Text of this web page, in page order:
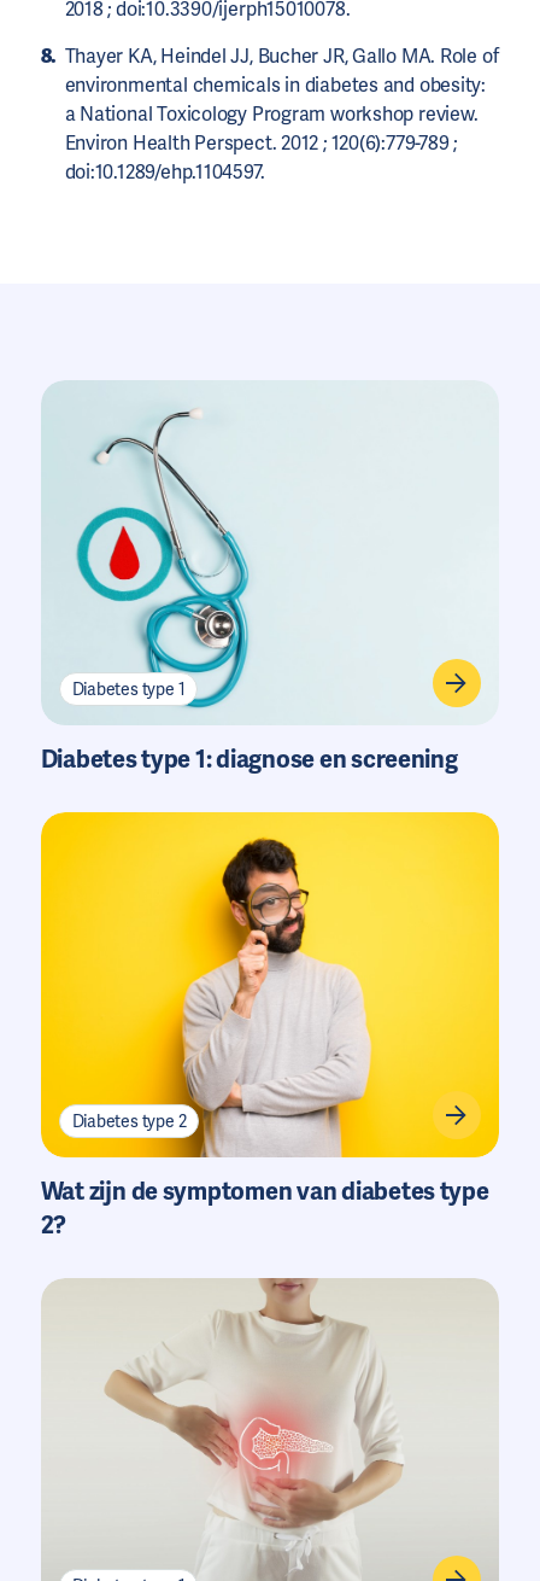
2018 ; doi:10.3390/ijerph15010078.
Thayer KA, Heindel JJ, Bucher JR, Gallo MA. Role of
environmental chemicals in diabetes and obesity:
a National Toxicology Program workshop review.
Environ Health Perspect. 2012 ; 120(6):779-789 ;
doi:10.1289/ehp.1104597.
Diabetes type 1
Diabetes type 1: diagnose en screening
Diabetes type 2
Wat zijn de symptomen van diabetes type
2?